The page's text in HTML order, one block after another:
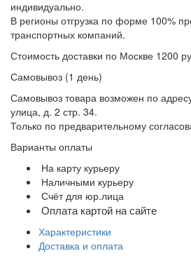
индивидуально.
В регионы отгрузка по форме 100%
транспортных компаний.
Стоимость доставки по Москве 1200
Самовывоз (1 день)
Самовывоз товара возможен по
улица, д. 2 стр. 34.
Только по предварительному
Варианты оплаты
На карту курьеру
Наличными курьеру
Счёт для юр.лица
Оплата картой на сайте
Характеристики
Доставка и оплата